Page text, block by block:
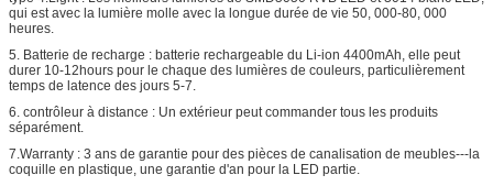
qui est avec la lumière molle avec la longue durée de vie 50, 000-80, 000
heures.
5. Batterie de recharge : batterie rechargeable du Li-ion 4400mAh, elle peut
durer 10-12hours pour le chaque des lumières de couleurs, particulièrement
temps de latence des jours 5-7.
6. contrôleur à distance : Un extérieur peut commander tous les produits
séparément.
7.Warranty : 3 ans de garantie pour des pièces de canalisation de meubles---la
coquille en plastique, une garantie d'an pour la LED partie.